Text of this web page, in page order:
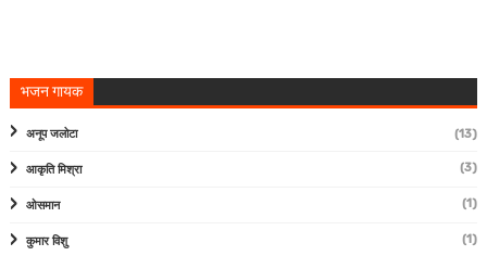
भजन गायक
अनूप जलोटा (13)
आकृति मिश्रा (3)
ओसमान (1)
कुमार विशु (1)